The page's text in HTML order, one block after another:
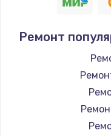
Ремонт